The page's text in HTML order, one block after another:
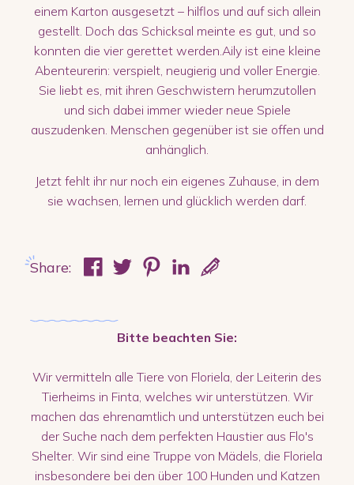
einem Karton ausgesetzt – hilflos und auf sich allein
gestellt. Doch das Schicksal meinte es gut, und so
konnten die vier gerettet werden.Aily ist eine kleine
Abenteurerin: verspielt, neugierig und voller Energie.
Sie liebt es, mit ihren Geschwistern herumzutollen
und sich dabei immer wieder neue Spiele
auszudenken. Menschen gegenüber ist sie offen und
anhänglich.
Jetzt fehlt ihr nur noch ein eigenes Zuhause, in dem
sie wachsen, lernen und glücklich werden darf.
Share:
Bitte beachten Sie:
Wir vermitteln alle Tiere von Floriela, der Leiterin des
Tierheims in Finta, welches wir unterstützen. Wir
machen das ehrenamtlich und unterstützen euch bei
der Suche nach dem perfekten Haustier aus Flo's
Shelter. Wir sind eine Truppe von Mädels, die Floriela
insbesondere bei den über 100 Hunden und Katzen